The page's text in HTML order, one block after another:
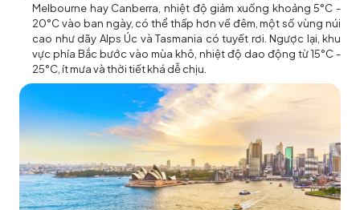
Melbourne hay Canberra, nhiệt độ giảm xuống khoảng 5°C -
20°C vào ban ngày, có thể thấp hơn về đêm, một số vùng núi
cao như dãy Alps Úc và Tasmania có tuyết rơi. Ngược lại, khu
vực phía Bắc bước vào mùa khô, nhiệt độ dao động từ 15°C -
25°C, ít mưa và thời tiết khá dễ chịu.